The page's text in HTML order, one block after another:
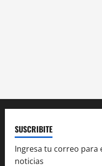
SUSCRIBITE
Ingresa tu correo para
noticias